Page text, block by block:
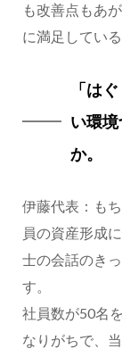
も改善点もあ
に満足してい
「は
い環
か。
伊藤代表：も
員の資産形成
士の会話のき
す。
社員数が50名
なりがちで、